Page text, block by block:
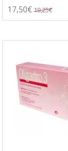
17,50€ 19,25€